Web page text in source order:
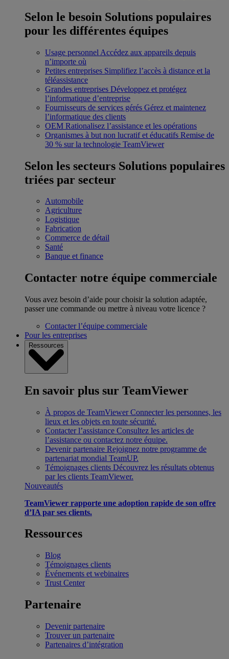
Selon le besoin Solutions populaires
pour les différentes équipes
Usage personnel Accédez aux appareils depuis
n’importe où
Petites entreprises Simplifiez l’accès à distance et la
téléassistance
Grandes entreprises Développez et protégez
l’informatique d’entreprise
Fournisseurs de services gérés Gérez et maintenez
l’informatique des clients
OEM Rationalisez l’assistance et les opérations
Organismes à but non lucratif et éducatifs Remise de
30 % sur la technologie TeamViewer
Selon les secteurs Solutions populaires
triées par secteur
Automobile
Agriculture
Logistique
Fabrication
Commerce de détail
Santé
Banque et finance
Contacter notre équipe commerciale
Vous avez besoin d’aide pour choisir la solution adaptée,
passer une commande ou mettre à niveau votre licence ?
Contacter l’équipe commerciale
Pour les entreprises
Ressources
En savoir plus sur TeamViewer
À propos de TeamViewer Connecter les personnes, les
lieux et les objets en toute sécurité.
Contacter l’assistance Consultez les articles de
l’assistance ou contactez notre équipe.
Devenir partenaire Rejoignez notre programme de
partenariat mondial TeamUP.
Témoignages clients Découvrez les résultats obtenus
par les clients TeamViewer.
Nouveautés
TeamViewer rapporte une adoption rapide de son offre
d’IA par ses clients.
Ressources
Blog
Témoignages clients
Événements et webinaires
Trust Center
Partenaire
Devenir partenaire
Trouver un partenaire
Partenaires d’intégration